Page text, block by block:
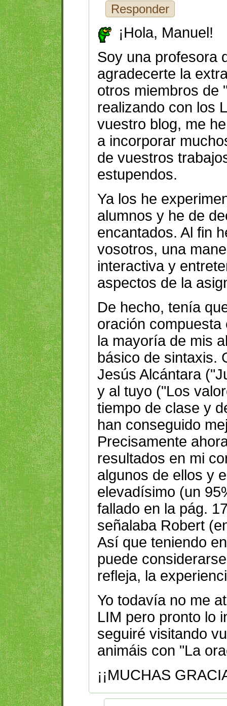
Responder
¡Hola, Manuel!
Soy una profesora
agradecerte la
otros miembros de
realizando con los
vuestro blog, me
a incorporar
de vuestros
estupendos.
Ya los he
alumnos y he de
encantados. Al fin
vosotros, una
interactiva y
aspectos de la
De hecho, tenía
oración compuesta
la mayoría de mis
básico de sintaxis.
Jesús Alcántara
y al tuyo ("Los
tiempo de clase y
han conseguido
Precisamente
resultados en mi
algunos de ellos y
elevadísimo (un
fallado en la pág.
señalaba Robert
Así que teniendo
puede
refleja, la
Yo todavía no me
LIM pero pronto lo
seguiré visitando
animáis con "La
¡¡MUCHAS